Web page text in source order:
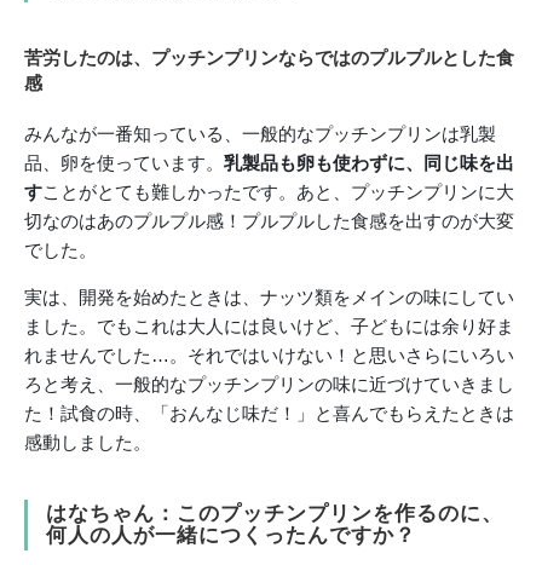
苦労したのは、プッチンプリンならではのプルプルとした食
感
みんなが一番知っている、一般的なプッチンプリンは乳製
品、卵を使っています。 乳製品も卵も使わずに、同じ味を出
すことがとても難しかったです。あと、プッチンプリンに大
切なのはあのプルプル感！プルプルした食感を出すのが大変
でした。
実は、開発を始めたときは、ナッツ類をメインの味にしてい
ました。でもこれは大人には良いけど、子どもには余り好ま
れませんでした…。それではいけない！と思いさらにいろい
ろと考え、一般的なプッチンプリンの味に近づけていきまし
た！試食の時、「おんなじ味だ！」と喜んでもらえたときは
感動しました。
はなちゃん：このプッチンプリンを作るのに、
何人の人が一緒につくったんですか？